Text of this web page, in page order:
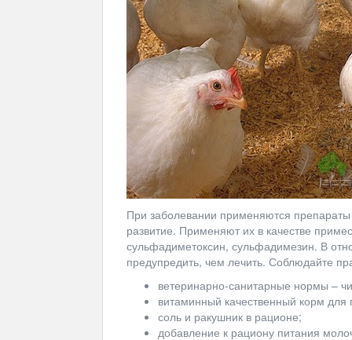
При заболевании применяются
развитие. Применяют их в качестве
сульфадиметоксин, сульфадимезин. В
предупредить, чем лечить. Соблюдайте
ветеринарно-санитарные нормы –
витаминный качественный корм
соль и ракушник в рационе;
добавление к рациону питания